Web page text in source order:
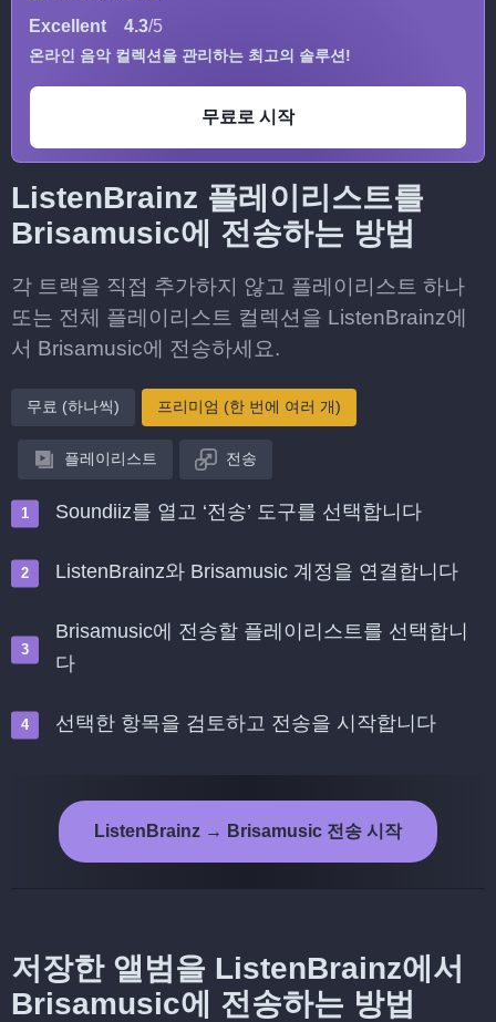
Excellent 4.3/5
온라인 음악 컬렉션을 관리하는 최고의 솔루션!
무료로 시작
ListenBrainz 플레이리스트를
Brisamusic에 전송하는 방법
각 트랙을 직접 추가하지 않고 플레이리스트 하나
또는 전체 플레이리스트 컬렉션을 ListenBrainz에
서 Brisamusic에 전송하세요.
무료 (하나씩) 프리미엄 (한 번에 여러 개)
플레이리스트 전송
Soundiiz를 열고 ‘전송’ 도구를 선택합니다
ListenBrainz와 Brisamusic 계정을 연결합니다
Brisamusic에 전송할 플레이리스트를 선택합니
다
선택한 항목을 검토하고 전송을 시작합니다
ListenBrainz → Brisamusic 전송 시작
저장한 앨범을 ListenBrainz에서
Brisamusic에 전송하는 방법